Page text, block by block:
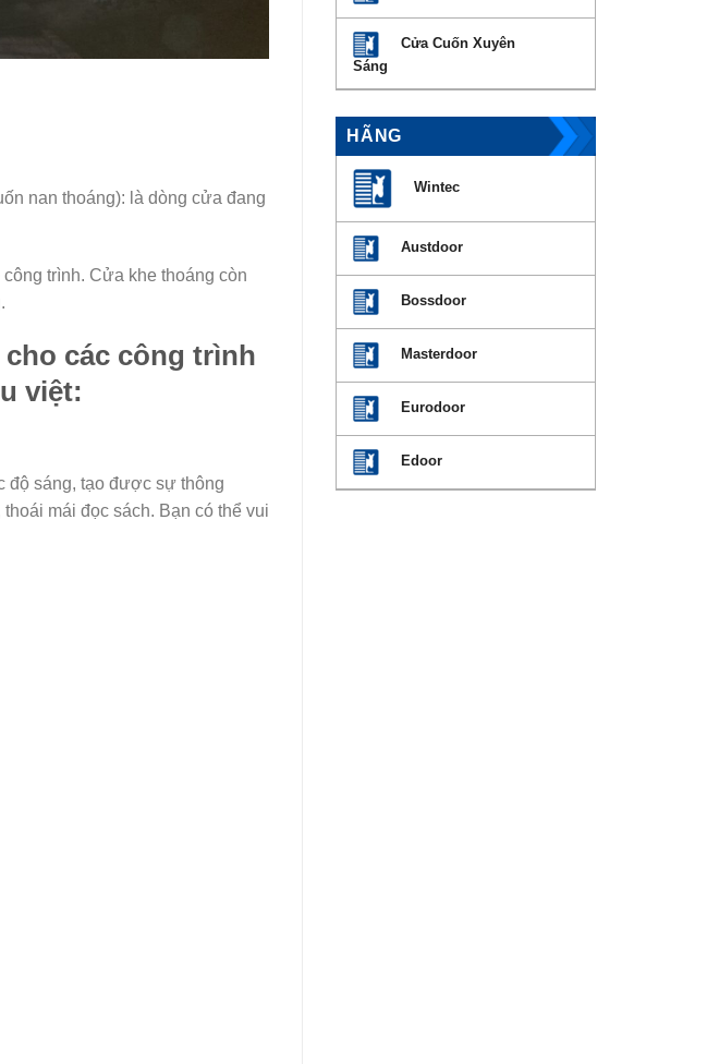
nan thoáng): là dòng cửa đang
trình. Cửa khe thoáng còn
các công trình
việt:
độ sáng, tạo được sự thông
mái đọc sách. Bạn có thể vui
Cửa Cuốn Xuyên
Sáng
HÃNG
Wintec
Austdoor
Bossdoor
Masterdoor
Eurodoor
Edoor